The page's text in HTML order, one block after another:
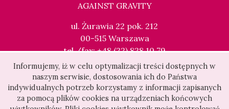
Informujemy, iż w celu optymalizacji treści dostępnych w
naszym serwisie, dostosowania ich do Państwa
indywidualnych potrzeb korzystamy z informacji zapisanych
za pomocą plików cookies na urządzeniach końcowych
AGAINST GRAVITY
ul. Żurawia 22 pok. 212
00-515 Warszawa
tel./fax: +48 (22) 828 10 79
kontakt@againstgravity.pl